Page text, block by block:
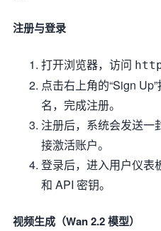
注册与登录
打开浏览器，访问
点击右上角的“Sign
名，完成注册。
注册后，系统会发送一
接激活账户。
登录后，进入用户仪表
和 API 密钥。
视频生成（Wan 2.2 模型）